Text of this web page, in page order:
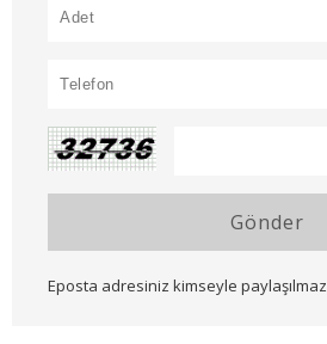
Gönder
Eposta adresiniz kimseyle paylaşılmaz